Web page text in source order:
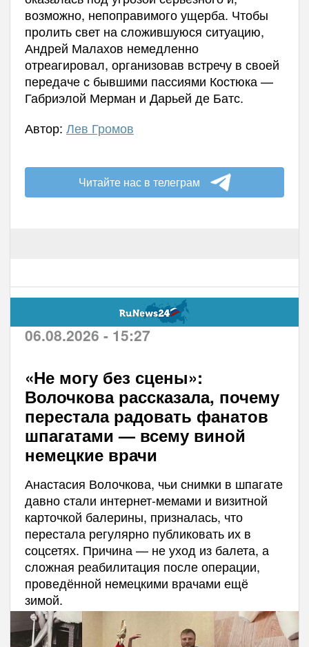
возможно, непоправимого ущерба. Чтобы
пролить свет на сложившуюся ситуацию,
Андрей Малахов немедленно
отреагировал, организовав встречу в своей
передаче с бывшими пассиями Костюка —
Габриэлой Мерман и Дарьей де Батс.
Автор: Лев Громов
Читайте нас в телеграм
06.08.2026 - 15:27
«Не могу без сцены»:
Волочкова рассказала, почему
перестала радовать фанатов
шпагатами — всему виной
немецкие врачи
Анастасия Волочкова, чьи снимки в шпагате
давно стали интернет-мемами и визитной
карточкой балерины, призналась, что
перестала регулярно публиковать их в
соцсетях. Причина — не уход из балета, а
сложная реабилитация после операции,
проведённой немецкими врачами ещё
зимой.